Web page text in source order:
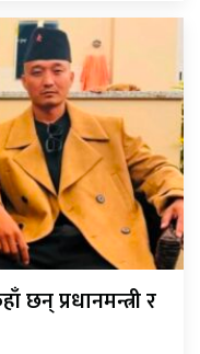
छन् प्रधानमन्त्री र